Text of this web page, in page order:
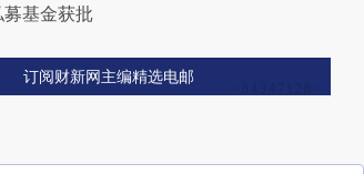
基金获批
订阅财新网主编精选电邮